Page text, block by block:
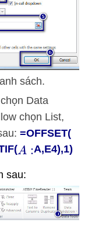
sách.
Data
chọn List,
=OFFSET(
A: A,E4),1)
sau: